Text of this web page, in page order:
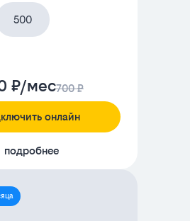
500
₽/мес700 ₽
онлайн
подробнее